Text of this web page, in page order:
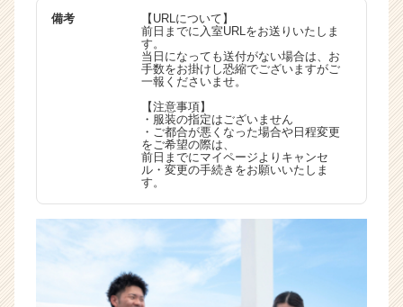
備考
【URLについて】
前日までに入室URLをお送りいたしま
す。
当日になっても送付がない場合は、お
手数をお掛けし恐縮でございますがご
一報くださいませ。
【注意事項】
・服装の指定はございません
・ご都合が悪くなった場合や日程変更
をご希望の際は、
前日までにマイページよりキャンセ
ル・変更の手続きをお願いいたしま
す。